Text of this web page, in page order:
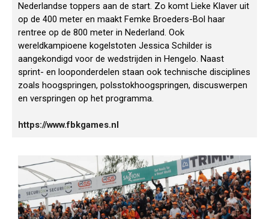
Nederlandse toppers aan de start. Zo komt Lieke Klaver uit
op de 400 meter en maakt Femke Broeders-Bol haar
rentree op de 800 meter in Nederland. Ook
wereldkampioene kogelstoten Jessica Schilder is
aangekondigd voor de wedstrijden in Hengelo. Naast
sprint- en looponderdelen staan ook technische disciplines
zoals hoogspringen, polsstokhoogspringen, discuswerpen
en verspringen op het programma.
https://www.fbkgames.nl